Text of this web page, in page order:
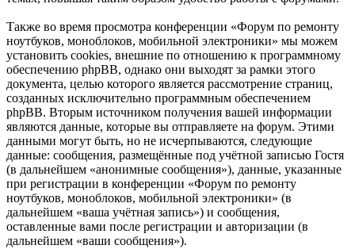
Также во время просмотра конференции «Форум по ремонту
ноутбуков, моноблоков, мобильной электроники» мы можем
установить cookies, внешние по отношению к программному
обеспечению phpBB, однако они выходят за рамки этого
документа, целью которого является рассмотрение страниц,
созданных исключительно программным обеспечением
phpBB. Вторым источником получения вашей информации
являются данные, которые вы отправляете на форум. Этими
данными могут быть, но не исчерпываются, следующие
данные: сообщения, размещённые под учётной записью Гостя
(в дальнейшем «анонимные сообщения»), данные, указанные
при регистрации в конференции «Форум по ремонту
ноутбуков, моноблоков, мобильной электроники» (в
дальнейшем «ваша учётная запись») и сообщения,
оставленные вами после регистрации и авторизации (в
дальнейшем «ваши сообщения»).